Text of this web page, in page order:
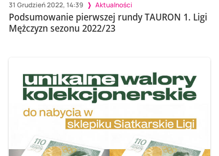
31 Grudzień 2022, 14:39 Aktualności
Podsumowanie pierwszej rundy TAURON 1. Ligi
Mężczyzn sezonu 2022/23